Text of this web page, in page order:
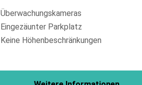
Überwachungskameras
Eingezäunter Parkplatz
Keine Höhenbeschränkungen